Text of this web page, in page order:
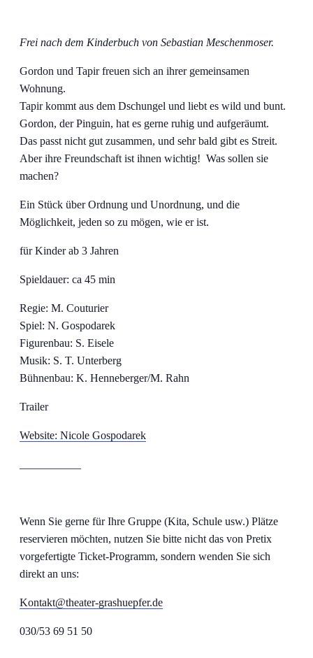
Frei nach dem Kinderbuch von Sebastian Meschenmoser.
Gordon und Tapir freuen sich an ihrer gemeinsamen
Wohnung.
Tapir kommt aus dem Dschungel und liebt es wild und bunt.
Gordon, der Pinguin, hat es gerne ruhig und aufgeräumt.
Das passt nicht gut zusammen, und sehr bald gibt es Streit.
Aber ihre Freundschaft ist ihnen wichtig! Was sollen sie
machen?
Ein Stück über Ordnung und Unordnung, und die
Möglichkeit, jeden so zu mögen, wie er ist.
für Kinder ab 3 Jahren
Spieldauer: ca 45 min
Regie: M. Couturier
Spiel: N. Gospodarek
Figurenbau: S. Eisele
Musik: S. T. Unterberg
Bühnenbau: K. Henneberger/M. Rahn
Trailer
Website: Nicole Gospodarek
Wenn Sie gerne für Ihre Gruppe (Kita, Schule usw.) Plätze
reservieren möchten, nutzen Sie bitte nicht das von Pretix
vorgefertigte Ticket-Programm, sondern wenden Sie sich
direkt an uns:
Kontakt@theater-grashuepfer.de
030/53 69 51 50